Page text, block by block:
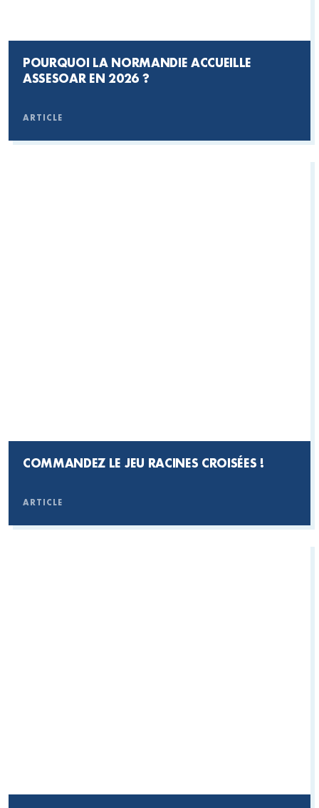
POURQUOI LA NORMANDIE ACCUEILLE
ASSESOAR EN 2026 ?
ARTICLE
COMMANDEZ LE JEU RACINES CROISÉES !
ARTICLE